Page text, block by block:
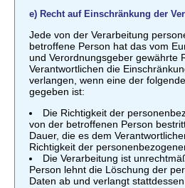
e) Recht auf Einschränkung der
Jede von der Verarbeitung
betroffene Person hat das vom
und Verordnungsgeber gewährte
Verantwortlichen die
verlangen, wenn eine der
gegeben ist:
Die Richtigkeit der
von der betroffenen Person
Dauer, die es dem
Richtigkeit der
Die Verarbeitung ist
Person lehnt die Löschung der
Daten ab und verlangt